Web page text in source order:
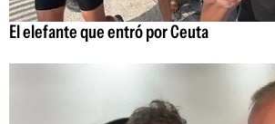
El elefante que entró por Ceuta